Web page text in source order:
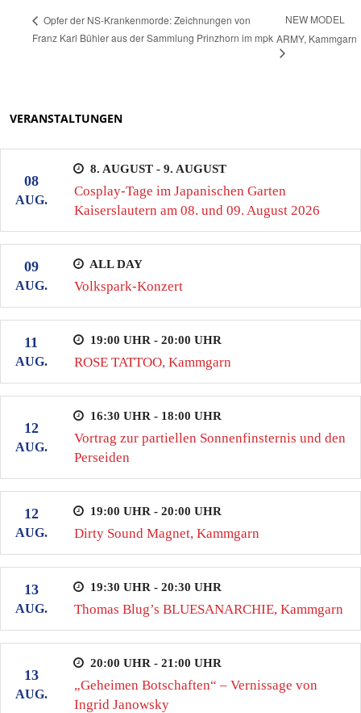
Opfer der NS-Krankenmorde: Zeichnungen von
Franz Karl Bühler aus der Sammlung Prinzhorn im mpk
NEW MODEL
ARMY, Kammgarn
VERANSTALTUNGEN
08
AUG.
8. AUGUST - 9. AUGUST
Cosplay-Tage im Japanischen Garten
Kaiserslautern am 08. und 09. August 2026
09
AUG.
ALL DAY
Volkspark-Konzert
11
AUG.
19:00 UHR - 20:00 UHR
ROSE TATTOO, Kammgarn
12
AUG.
16:30 UHR - 18:00 UHR
Vortrag zur partiellen Sonnenfinsternis und den
Perseiden
12
AUG.
19:00 UHR - 20:00 UHR
Dirty Sound Magnet, Kammgarn
13
AUG.
19:30 UHR - 20:30 UHR
Thomas Blug’s BLUESANARCHIE, Kammgarn
13
AUG.
20:00 UHR - 21:00 UHR
„Geheimen Botschaften“ – Vernissage von
Ingrid Janowsky